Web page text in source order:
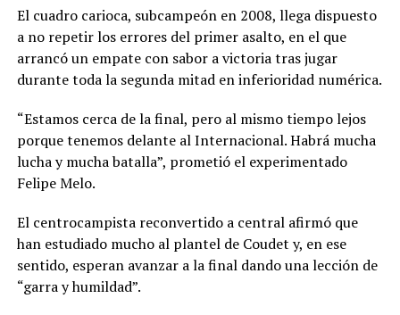
El cuadro carioca, subcampeón en 2008, llega dispuesto
a no repetir los errores del primer asalto, en el que
arrancó un empate con sabor a victoria tras jugar
durante toda la segunda mitad en inferioridad numérica.
“Estamos cerca de la final, pero al mismo tiempo lejos
porque tenemos delante al Internacional. Habrá mucha
lucha y mucha batalla”, prometió el experimentado
Felipe Melo.
El centrocampista reconvertido a central afirmó que
han estudiado mucho al plantel de Coudet y, en ese
sentido, esperan avanzar a la final dando una lección de
“garra y humildad”.